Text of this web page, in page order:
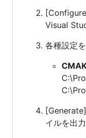
Visual
各種設定を
イルを出力